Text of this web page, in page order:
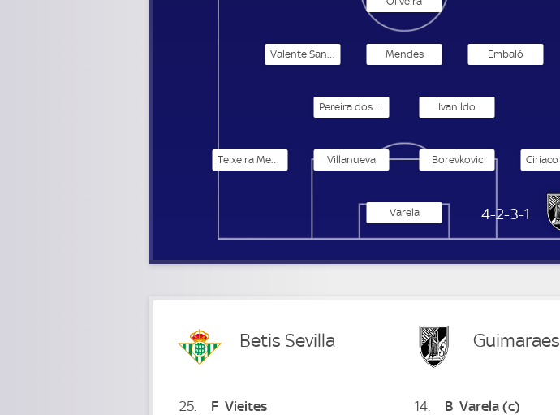
Vitoria Guimaraes
4-2-3-1
Varela
Borevkovic
Villanueva
Teixeira Mendes
Ivanildo
Pereira dos Santos Händel
Embaló
Mendes
Valente Santos
Betis Sevilla
25 F Vieites
Guimaraes
14 B Varela(c)